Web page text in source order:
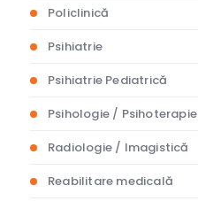
Policlinică
Psihiatrie
Psihiatrie Pediatrică
Psihologie / Psihoterapie
Radiologie / Imagistică
Reabilitare medicală